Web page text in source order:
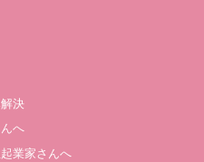
決
へ
業家さんへ